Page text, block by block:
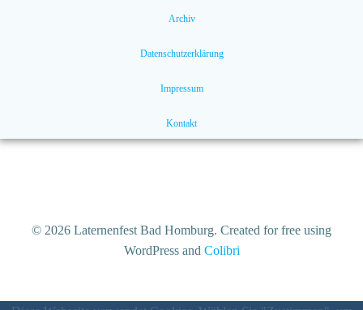
Archiv
Datenschutzerklärung
Impressum
Kontakt
© 2026 Laternenfest Bad Homburg. Created for free using
WordPress and Colibri